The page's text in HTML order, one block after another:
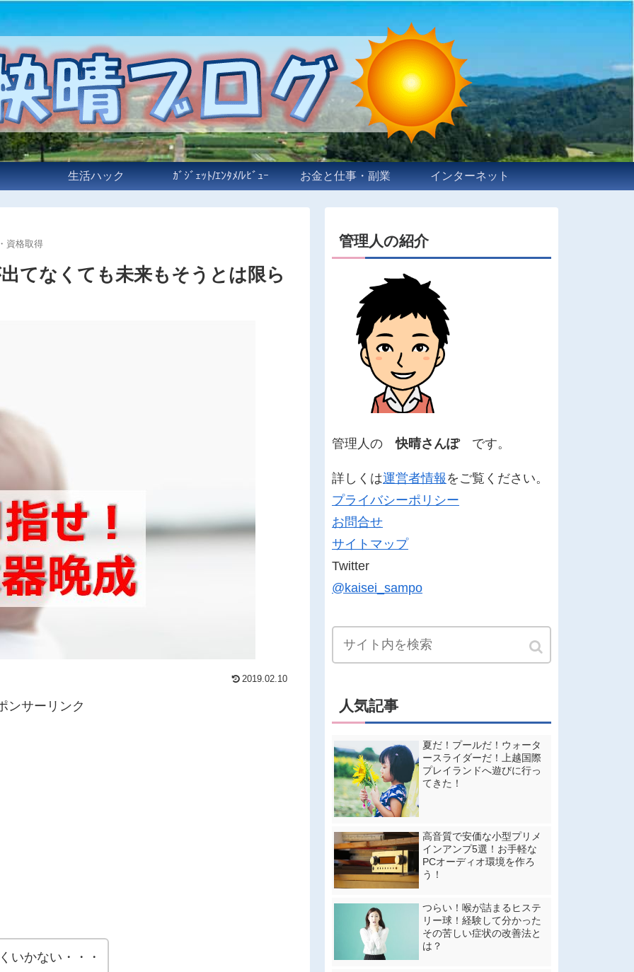
生活ハック ｶﾞｼﾞｪｯﾄ/ｴﾝﾀﾒ/ﾚﾋﾞｭｰ お金と仕事・副業 インターネット
資格取得
てなくても未来もそうとは限ら
2019.02.10
ンサーリンク
いかない・・・
管理人の紹介
管理人の快晴さんぽです。
詳しくは運営者情報 をご覧ください。
プライバシーポリシー
お問合せ
サイトマップ
Twitter
@kaisei_sampo
人気記事
夏だ！プールだ！ウォータ
ースライダーだ！上越国際
プレイランドへ遊びに行っ
てきた！
高音質で安価な小型プリメ
インアンプ5選！お手軽な
PCオーディオ環境を作ろ
う！
つらい！喉が詰まるヒステ
リー球！経験して分かった
その苦しい症状の改善法と
は？